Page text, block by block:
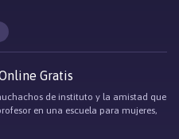
Gratis
de instituto y la amistad que
en una escuela para mujeres,